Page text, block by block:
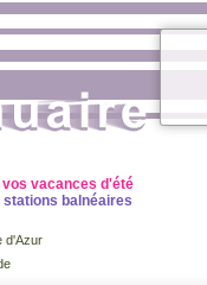
vacances d'été
stations balnéaires
d'Azur